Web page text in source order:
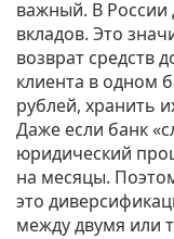
важный. В России
вкладов. Это
возврат средств
клиента в одном
рублей, хранить
Даже если банк
юридический
на месяцы.
это
между двумя или